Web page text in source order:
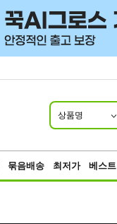
상품명
묶음배송 최저가 베스트